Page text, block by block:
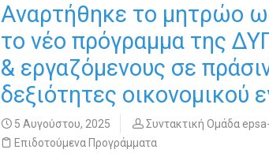
Αναρτήθηκε το μητρώο
το νέο πρόγραμμα της
& εργαζόμενους σε
δεξιότητες οικονομικού
5 Αυγούστου, 2025
Συντακτική Ομάδα
Επιδοτούμενα Προγράμματα